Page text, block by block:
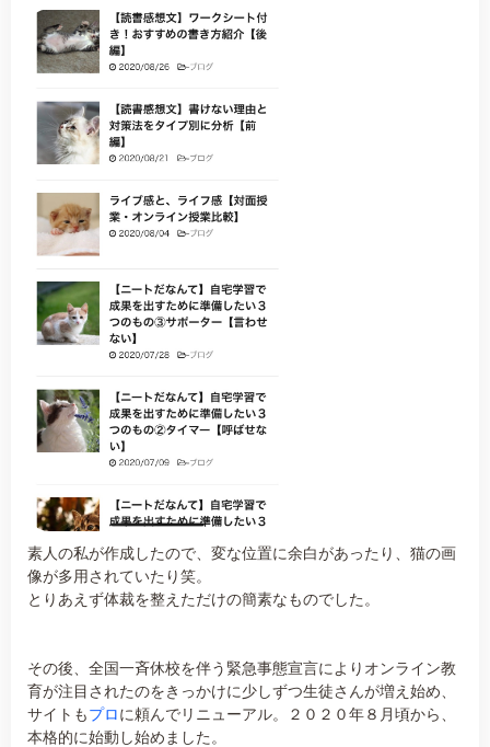
素人の私が作成したので、変な位置に余白があったり、猫の画
像が多用されていたり笑。
とりあえず体裁を整えただけの簡素なものでした。
その後、全国一斉休校を伴う緊急事態宣言によりオンライン教
育が注目されたのをきっかけに少しずつ生徒さんが増え始め、
サイトもプロに頼んでリニューアル。２０２０年８月頃から、
本格的に始動し始めました。